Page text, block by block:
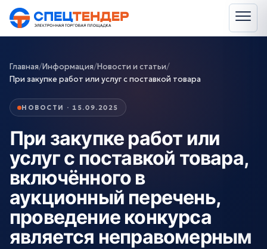
Главная/Информация/Новости и статьи/
При закупке работ или услуг с поставкой товара
НОВОСТИ · 15.09.2025
При закупке работ или
услуг с поставкой товара,
включённого в
аукционный перечень,
проведение конкурса
является неправомерным